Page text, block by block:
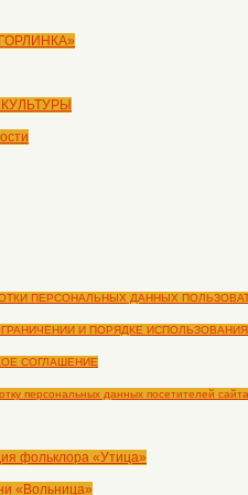
ПЕРСОНАЛЬНЫХ ДАННЫХ
И ПОРЯДКЕ
СОГЛАШЕНИЕ
персональных данных посетителей сайта
фольклора «Утица»
«Вольница»